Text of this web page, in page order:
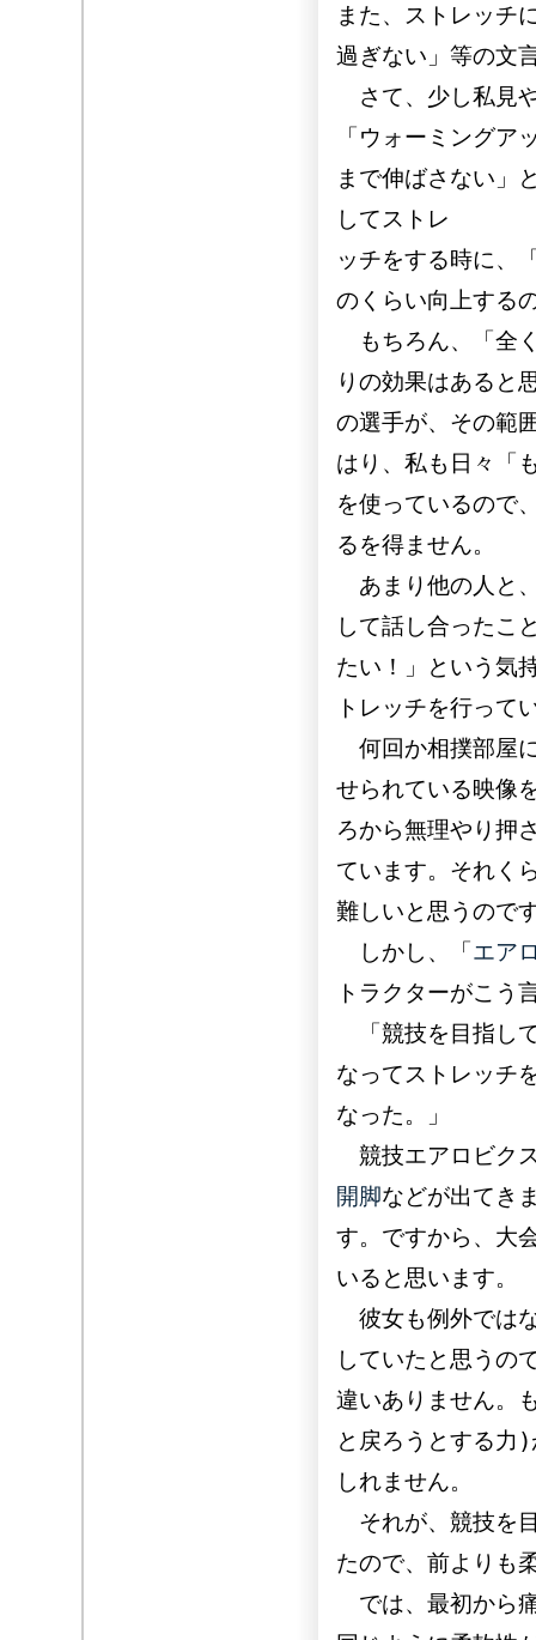
また、ストレッチ
過ぎない」等の文
さて、少し私見
「ウォーミング
まで伸ばさない」
してストレ
ッチをする時に、
のくらい向上する
もちろん、「全
りの効果はあると
の選手が、その範
はり、私も日々「
を使っているので
るを得ません。
あまり他の人と
して話し合ったこ
たい！」という気
トレッチを行って
何回か相撲部屋
せられている映像
ろから無理やり押
ています。それく
難しいと思うので
しかし、「エア
トラクターがこう
「競技を目指し
なってストレッチ
なった。」
競技エアロビク
開脚などが出てき
す。ですから、大
いると思います。
彼女も例外では
していたと思うの
違いありません。
と戻ろうとする力
しれません。
それが、競技を
たので、前よりも
では、最初から